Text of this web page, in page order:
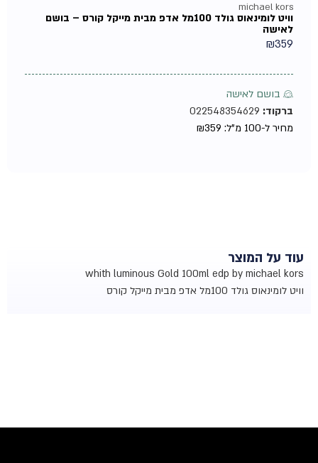
michael kors
וויט לומינאוס גולד 100מל אדפ מבית מייקל קורס – בושם
לאישה
₪359
♀ בושם לאישה
ברקוד:022548354629
מחיר ל-100 מ"ל:
₪359
עוד על המוצר
whith luminous Gold 100ml edp by michael kors
וויט לומינאוס גולד 100מל אדפ מבית מייקל קורס